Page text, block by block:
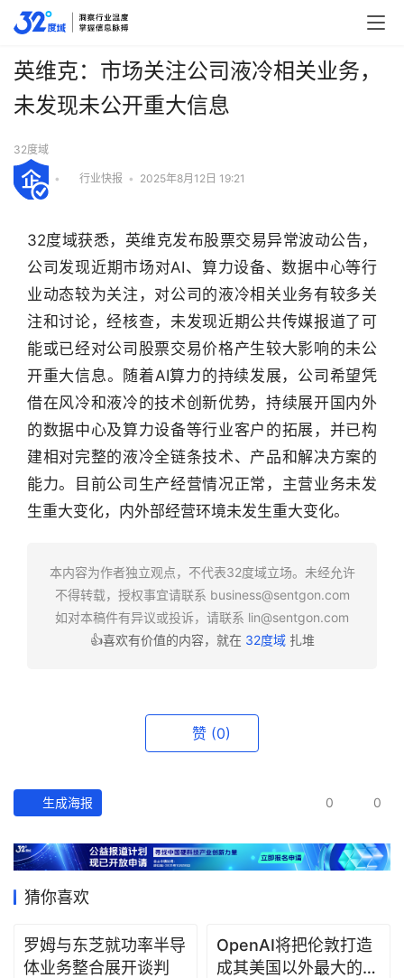
行
业
快
报
数
据
研
报
告
英维克：市场关注公司液冷相关业务，
未发现未公开重大信息
32度域
• 行业快报 • 2025年8月12日 19:21
32度域获悉，英维克发布股票交易异常波动公告，
公司发现近期市场对AI、算力设备、数据中心等行
业动态较为关注，对公司的液冷相关业务有较多关
注和讨论，经核查，未发现近期公共传媒报道了可
能或已经对公司股票交易价格产生较大影响的未公
开重大信息。随着AI算力的持续发展，公司希望凭
借在风冷和液冷的技术创新优势，持续展开国内外
的数据中心及算力设备等行业客户的拓展，并已构
建相对完整的液冷全链条技术、产品和解决方案的
能力。目前公司生产经营情况正常，主营业务未发
生重大变化，内外部经营环境未发生重大变化。
本内容为作者独立观点，不代表32度域立场。未经允许
不得转载，授权事宜请联系 business@sentgon.com
如对本稿件有异议或投诉，请联系 lin@sentgon.com
👍喜欢有价值的内容，就在 32度域扎堆
赞 (0)
生成海报 0 0
猜你喜欢
罗姆与东芝就功率半导
体业务整合展开谈判
OpenAI将把伦敦打造
成其美国以外最大的研